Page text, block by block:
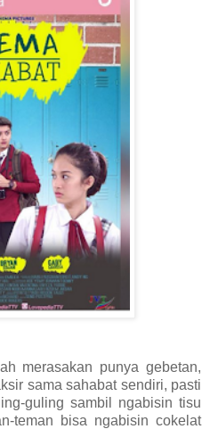
merasakan punya gebetan,
sama sahabat sendiri, pasti
guling sambil ngabisin tisu
teman bisa ngabisin cokelat